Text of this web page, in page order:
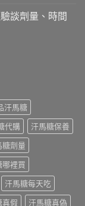
談劑量、時間
汗馬糖
代購
汗馬糖保養
糖劑量
哪裡買
汗馬糖每天吃
真假
汗馬糖真偽